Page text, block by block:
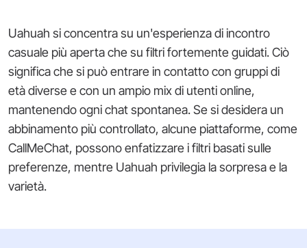
Uahuah si concentra su un'esperienza di incontro
casuale più aperta che su filtri fortemente guidati. Ciò
significa che si può entrare in contatto con gruppi di
età diverse e con un ampio mix di utenti online,
mantenendo ogni chat spontanea. Se si desidera un
abbinamento più controllato, alcune piattaforme, come
CallMeChat, possono enfatizzare i filtri basati sulle
preferenze, mentre Uahuah privilegia la sorpresa e la
varietà.